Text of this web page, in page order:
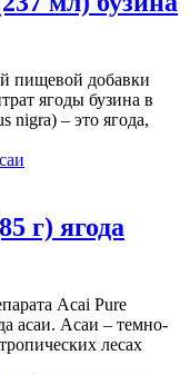
пищевой добавки
ягоды бузина в
nigra) – это ягода,
г) ягода
Acai Pure
асаи. Асаи – темно-
лесах